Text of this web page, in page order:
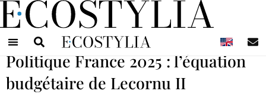
Politique France 2025 : l’équation
budgétaire de Lecornu II